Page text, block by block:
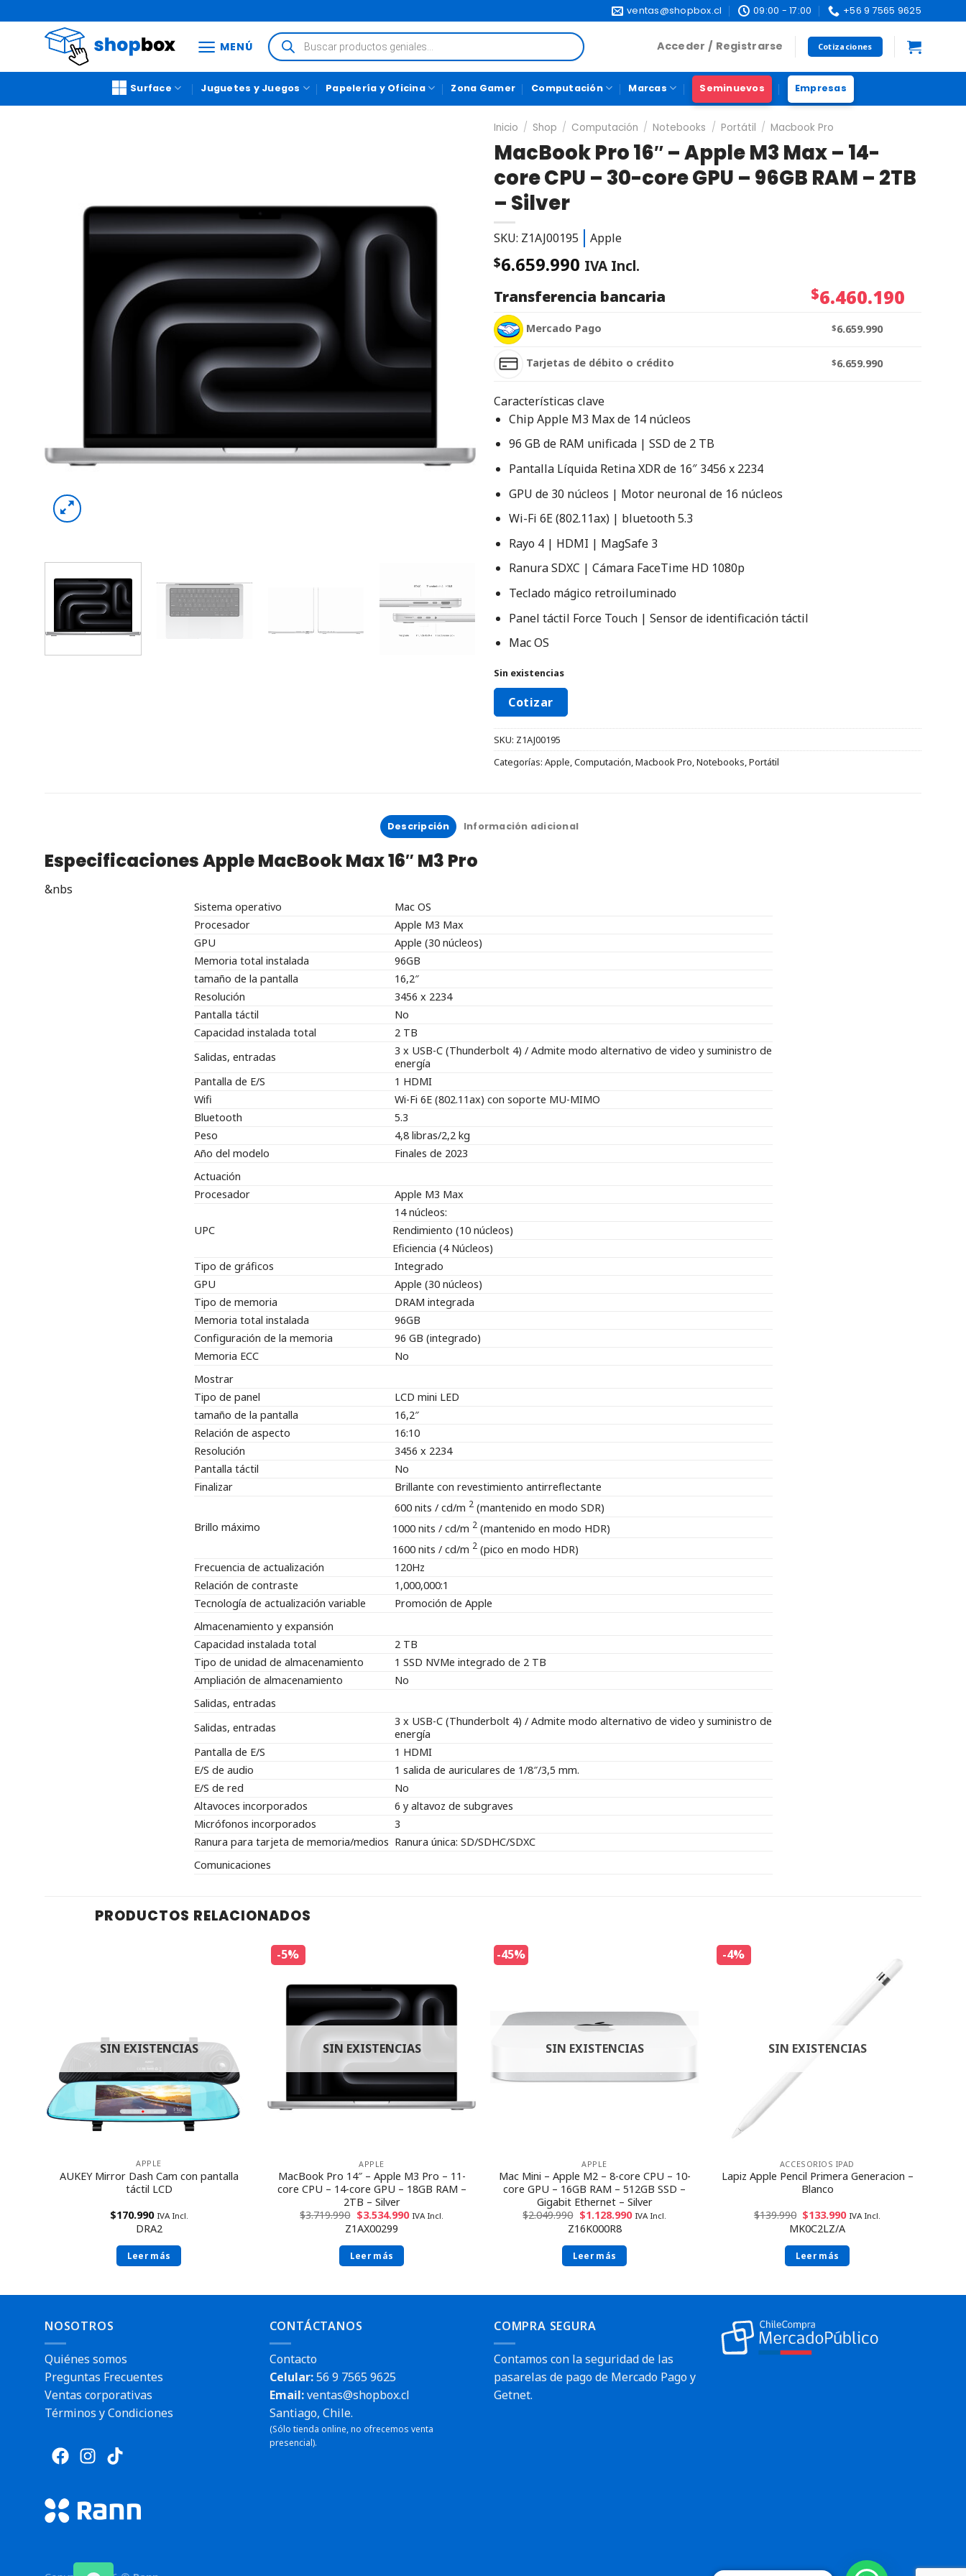
ventas@shopbox.cl 09:00 - 17:00 +56 9 7565 9625
MENÚ Acceder / Registrarse Cotizaciones
Surface Juguetes y Juegos Papelería y Oficina Zona Gamer Computación Marcas Seminuevos Empresas
Inicio / Shop / Computación / Notebooks / Portátil / Macbook Pro
MacBook Pro 16″ – Apple M3 Max – 14-
core CPU – 30-core GPU – 96GB RAM – 2TB
– Silver
SKU: Z1AJ00195 Apple
$6.659.990 IVA Incl.
Transferencia bancaria
$6.460.190
Mercado Pago $6.659.990
Tarjetas de débito o crédito $6.659.990
Características clave
Chip Apple M3 Max de 14 núcleos
96 GB de RAM unificada | SSD de 2 TB
Pantalla Líquida Retina XDR de 16″ 3456 x 2234
GPU de 30 núcleos | Motor neuronal de 16 núcleos
Wi-Fi 6E (802.11ax) | bluetooth 5.3
Rayo 4 | HDMI | MagSafe 3
Ranura SDXC | Cámara FaceTime HD 1080p
Teclado mágico retroiluminado
Panel táctil Force Touch | Sensor de identificación táctil
Mac OS
Sin existencias
Cotizar
SKU: Z1AJ00195
Categorías: Apple,Computación,Macbook Pro,Notebooks,Portátil
Descripción Información adicional
Especificaciones Apple MacBook Max 16″ M3 Pro
&nbs
Sistema operativo
Mac OS
Procesador
Apple M3 Max
GPU
Apple (30 núcleos)
Memoria total instalada
96GB
tamaño de la pantalla
16,2″
Resolución
3456 x 2234
Pantalla táctil
No
Capacidad instalada total
2 TB
Salidas, entradas
3 x USB-C (Thunderbolt 4) / Admite modo alternativo de video y suministro de
energía
Pantalla de E/S
1 HDMI
Wifi
Wi-Fi 6E (802.11ax) con soporte MU-MIMO
Bluetooth
5.3
Peso
4,8 libras/2,2 kg
Año del modelo
Finales de 2023
Actuación
Procesador
Apple M3 Max
UPC
14 núcleos:
Rendimiento (10 núcleos)
Eficiencia (4 Núcleos)
Tipo de gráficos
Integrado
GPU
Apple (30 núcleos)
Tipo de memoria
DRAM integrada
Memoria total instalada
96GB
Configuración de la memoria
96 GB (integrado)
Memoria ECC
No
Mostrar
Tipo de panel
LCD mini LED
tamaño de la pantalla
16,2″
Relación de aspecto
16:10
Resolución
3456 x 2234
Pantalla táctil
No
Finalizar
Brillante con revestimiento antirreflectante
Brillo máximo
600 nits / cd/m 2 (mantenido en modo SDR)
1000 nits / cd/m 2(mantenido en modo HDR)
1600 nits / cd/m 2(pico en modo HDR)
Frecuencia de actualización
120Hz
Relación de contraste
1,000,000:1
Tecnología de actualización variable
Promoción de Apple
Almacenamiento y expansión
Capacidad instalada total
2 TB
Tipo de unidad de almacenamiento
1 SSD NVMe integrado de 2 TB
Ampliación de almacenamiento
No
Salidas, entradas
Salidas, entradas
3 x USB-C (Thunderbolt 4) / Admite modo alternativo de video y suministro de
energía
Pantalla de E/S
1 HDMI
E/S de audio
1 salida de auriculares de 1/8″/3,5 mm.
E/S de red
No
Altavoces incorporados
6 y altavoz de subgraves
Micrófonos incorporados
3
Ranura para tarjeta de memoria/medios Ranura única: SD/SDHC/SDXC
Comunicaciones
PRODUCTOS RELACIONADOS
SIN EXISTENCIAS
APPLE
AUKEY Mirror Dash Cam con pantalla
táctil LCD
$170.990 IVA Incl.
DRA2
Leer más
-5%
SIN EXISTENCIAS
APPLE
MacBook Pro 14″ – Apple M3 Pro – 11-
core CPU – 14-core GPU – 18GB RAM –
2TB – Silver
$3.719.990 $3.534.990 IVA Incl.
Z1AX00299
Leer más
-45%
SIN EXISTENCIAS
APPLE
Mac Mini – Apple M2 – 8-core CPU – 10-
core GPU – 16GB RAM – 512GB SSD –
Gigabit Ethernet – Silver
$2.049.990 $1.128.990 IVA Incl.
Z16K000R8
Leer más
-4%
SIN EXISTENCIAS
ACCESORIOS IPAD
Lapiz Apple Pencil Primera Generacion –
Blanco
$139.990 $133.990 IVA Incl.
MK0C2LZ/A
Leer más
NOSOTROS
Quiénes somos
Preguntas Frecuentes
Ventas corporativas
Términos y Condiciones
CONTÁCTANOS
Contacto
Celular:56 9 7565 9625
Email:ventas@shopbox.cl
Santiago, Chile.
(Sólo tienda online, no ofrecemos venta
presencial).
COMPRA SEGURA
Contamos con la seguridad de las
pasarelas de pago de Mercado Pago y
Getnet.